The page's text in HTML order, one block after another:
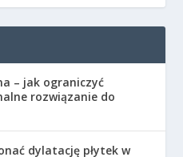
– jak ograniczyć
rozwiązanie do
dylatację płytek w